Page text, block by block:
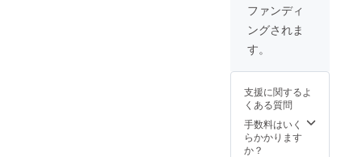
ファンディ
ングされま
す。
支援に関するよ
くある質問
手数料はいく
らかかります
か？